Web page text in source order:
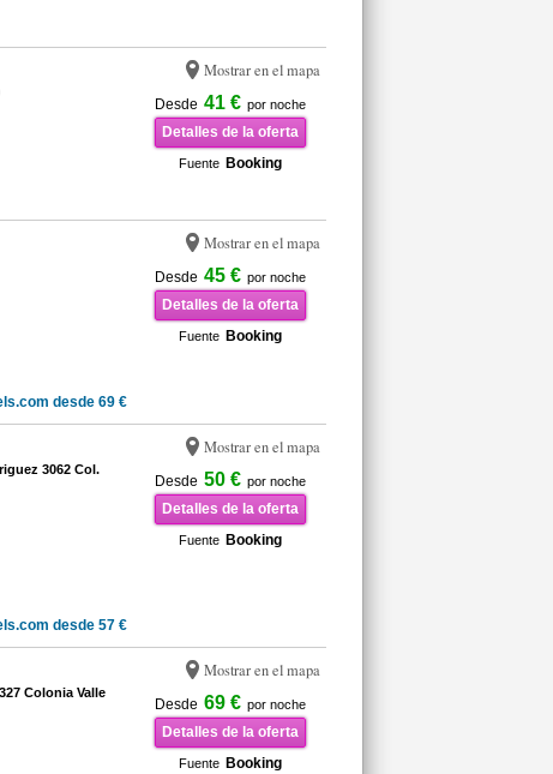
Mostrar en el mapa
Desde 41 € por noche
Detalles de la oferta
Fuente Booking
Mostrar en el mapa
Desde 45 € por noche
Detalles de la oferta
Fuente Booking
desde 69 €
Mostrar en el mapa
Desde 50 € por noche
Detalles de la oferta
Fuente Booking
3062 Col.
desde 57 €
Mostrar en el mapa
Desde 69 € por noche
Detalles de la oferta
Fuente Booking
Colonia Valle